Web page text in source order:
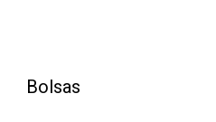
Bolsas